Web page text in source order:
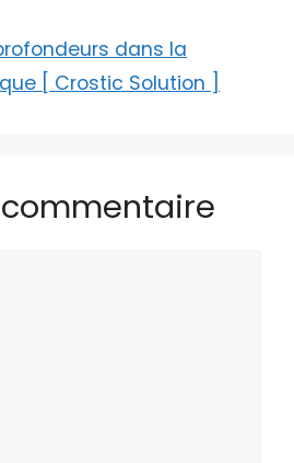
dans la
[ Crostic Solution ]